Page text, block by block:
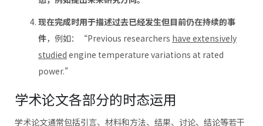
现在完成时用于描述过去已经发生但目前仍在持续的事
件，例如：“Previous researchers have extensively
studied engine temperature variations at rated
power.”
学术论文各部分的时态运用
学术论文通常包括引言、材料和方法、结果、讨论、结论等若干